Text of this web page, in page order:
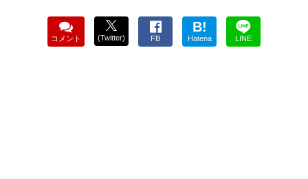
コメント (Twitter) FB
B!
Hatena LINE